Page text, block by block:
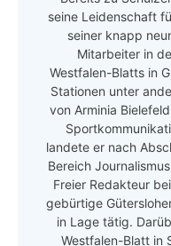
seine Leidenschaft
seiner knapp
Mitarbeiter in
Westfalen-Blatts in
Stationen unter
von Arminia
landete er nach
Bereich
Freier Redakteur
gebürtige
in Lage tätig.
Westfalen-Blatt in